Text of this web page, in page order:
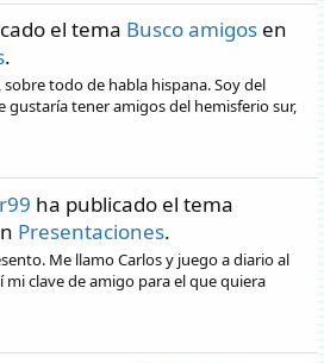
el tema Busco amigos en
.
todo de habla hispana. Soy del
gustaría tener amigos del hemisferio sur,
ha publicado el tema
Presentaciones.
Me llamo Carlos y juego a diario al
mi clave de amigo para el que quiera